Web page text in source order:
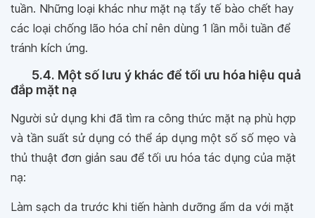
tuần. Những loại khác như mặt nạ tẩy tế bào chết hay
các loại chống lão hóa chỉ nên dùng 1 lần mỗi tuần để
tránh kích ứng.
5.4. Một số lưu ý khác để tối ưu hóa hiệu quả
đắp mặt nạ
Người sử dụng khi đã tìm ra công thức mặt nạ phù hợp
và tần suất sử dụng có thể áp dụng một số số mẹo và
thủ thuật đơn giản sau để tối ưu hóa tác dụng của mặt
nạ:
Làm sạch da trước khi tiến hành dưỡng ẩm da với mặt